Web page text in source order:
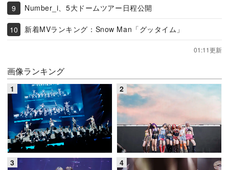
Number_i、5大ドームツアー日程公開
新着MVランキング：Snow Man「グッタイム」
01:11更新
画像ランキング